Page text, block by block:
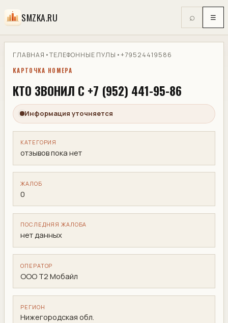
SMZKA.RU ⌕ ☰
ГЛАВНАЯ •ТЕЛЕФОННЫЕ ПУЛЫ •+79524419586
КАРТОЧКА НОМЕРА
КТО ЗВОНИЛ С +7 (952) 441-95-86
Информация уточняется
КАТЕГОРИЯ
отзывов пока нет
ЖАЛОБ
0
ПОСЛЕДНЯЯ ЖАЛОБА
нет данных
ОПЕРАТОР
ООО Т2 Мобайл
РЕГИОН
Нижегородская обл.